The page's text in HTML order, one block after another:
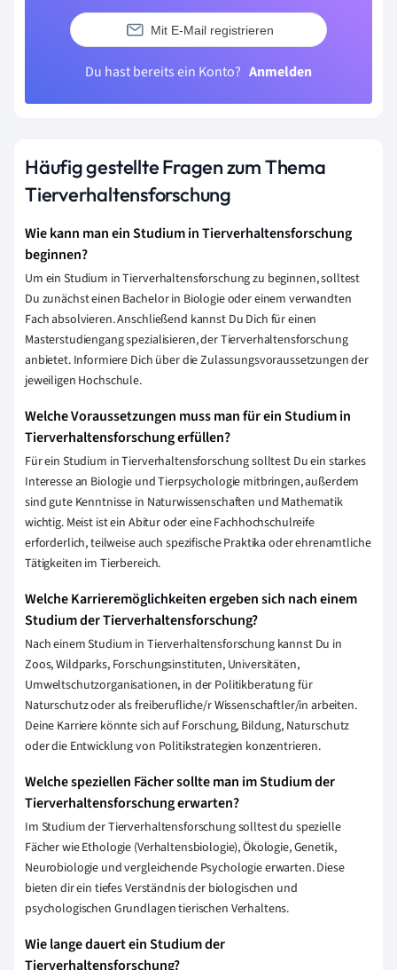
Mit E-Mail registrieren
Du hast bereits ein Konto? Anmelden
Häufig gestellte Fragen zum Thema
Tierverhaltensforschung
Wie kann man ein Studium in Tierverhaltensforschung
beginnen?
Um ein Studium in Tierverhaltensforschung zu beginnen, solltest
Du zunächst einen Bachelor in Biologie oder einem verwandten
Fach absolvieren. Anschließend kannst Du Dich für einen
Masterstudiengang spezialisieren, der Tierverhaltensforschung
anbietet. Informiere Dich über die Zulassungsvoraussetzungen der
jeweiligen Hochschule.
Welche Voraussetzungen muss man für ein Studium in
Tierverhaltensforschung erfüllen?
Für ein Studium in Tierverhaltensforschung solltest Du ein starkes
Interesse an Biologie und Tierpsychologie mitbringen, außerdem
sind gute Kenntnisse in Naturwissenschaften und Mathematik
wichtig. Meist ist ein Abitur oder eine Fachhochschulreife
erforderlich, teilweise auch spezifische Praktika oder ehrenamtliche
Tätigkeiten im Tierbereich.
Welche Karrieremöglichkeiten ergeben sich nach einem
Studium der Tierverhaltensforschung?
Nach einem Studium in Tierverhaltensforschung kannst Du in
Zoos, Wildparks, Forschungsinstituten, Universitäten,
Umweltschutzorganisationen, in der Politikberatung für
Naturschutz oder als freiberufliche/r Wissenschaftler/in arbeiten.
Deine Karriere könnte sich auf Forschung, Bildung, Naturschutz
oder die Entwicklung von Politikstrategien konzentrieren.
Welche speziellen Fächer sollte man im Studium der
Tierverhaltensforschung erwarten?
Im Studium der Tierverhaltensforschung solltest du spezielle
Fächer wie Ethologie (Verhaltensbiologie), Ökologie, Genetik,
Neurobiologie und vergleichende Psychologie erwarten. Diese
bieten dir ein tiefes Verständnis der biologischen und
psychologischen Grundlagen tierischen Verhaltens.
Wie lange dauert ein Studium der
Tierverhaltensforschung?